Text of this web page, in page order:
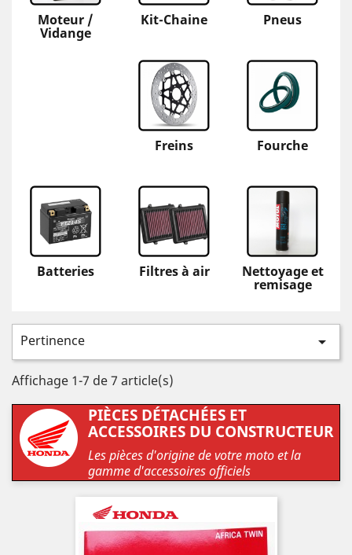
Moteur /
Vidange
Kit-Chaine Pneus
Freins Fourche
Batteries Filtres à air Nettoyage et
remisage
Pertinence 
Affichage 1-7 de 7 article(s)
PIÈCES DÉTACHÉES ET
ACCESSOIRES DU CONSTRUCTEUR
Les pièces d'origine de votre moto et la
gamme d'accessoires officiels